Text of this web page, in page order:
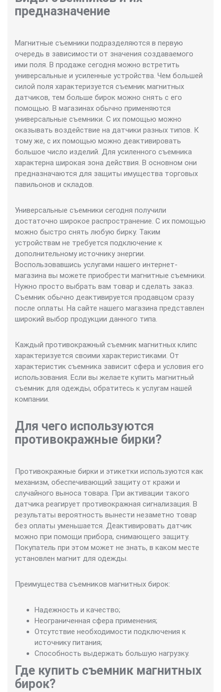
предназначение
Магнитные съемники подразделяются в первую
очередь в зависимости от значения создаваемого
ими поля. В продаже сегодня можно встретить
универсальные и усиленные устройства. Чем большей
силой поля характеризуется съемник магнитных
датчиков, тем больше бирок можно снять с его
помощью. В магазинах обычно применяются
универсальные съемники. С их помощью можно
оказывать воздействие на датчики разных типов. К
тому же, с их помощью можно деактивировать
большое число изделий. Для усиленного съемника
характерна широкая зона действия. В основном они
предназначаются для защиты имущества торговых
павильонов и складов.
Универсальные съемники сегодня получили
достаточно широкое распространение. С их помощью
можно быстро снять любую бирку. Таким
устройствам не требуется подключение к
дополнительному источнику энергии.
Воспользовавшись услугами нашего интернет-
магазина вы можете приобрести магнитные съемники.
Нужно просто выбрать вам товар и сделать заказ.
Съемник обычно деактивируется продавцом сразу
после оплаты. На сайте нашего магазина представлен
широкий выбор продукции данного типа.
Каждый противокражный съемник магнитных клипс
характеризуется своими характеристиками. От
характеристик съемника зависит сфера и условия его
использования. Если вы желаете купить магнитный
съемник для одежды, обратитесь к услугам нашей
компании.
Для чего используются
противокражные бирки?
Противокражные бирки и этикетки используются как
механизм, обеспечивающий защиту от кражи и
случайного выноса товара. При активации такого
датчика реагирует противокражная сигнализация. В
результаты вероятность вынести незаметно товар
без оплаты уменьшается. Деактивировать датчик
можно при помощи прибора, снимающего защиту.
Покупатель при этом может не знать, в каком месте
установлен магнит для одежды.
Преимущества съемников магнитных бирок:
Надежность и качество;
Неограниченная сфера применения;
Отсутствие необходимости подключения к
источнику питания;
Способность выдержать большую нагрузку.
Где купить съемник магнитных
бирок?